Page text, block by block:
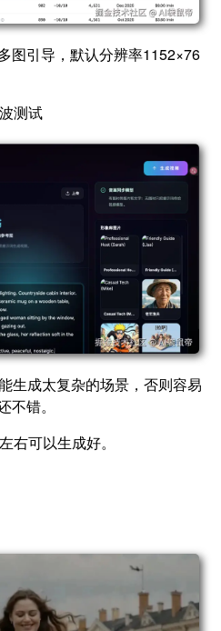
图引导，默认分辨率1152×76
测试
生成太复杂的场景，否则容易
错。
右可以生成好。